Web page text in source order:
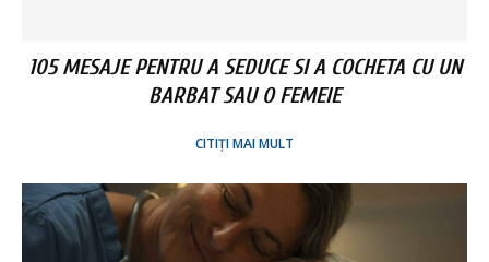
105 MESAJE PENTRU A SEDUCE SI A COCHETA CU UN
BARBAT SAU O FEMEIE
CITIȚI MAI MULT